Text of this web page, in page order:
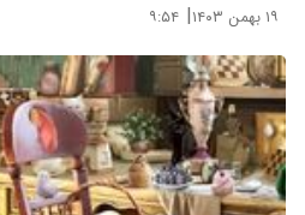
۱۹ بهمن ۱۴۰۳ | ۹:۵۴